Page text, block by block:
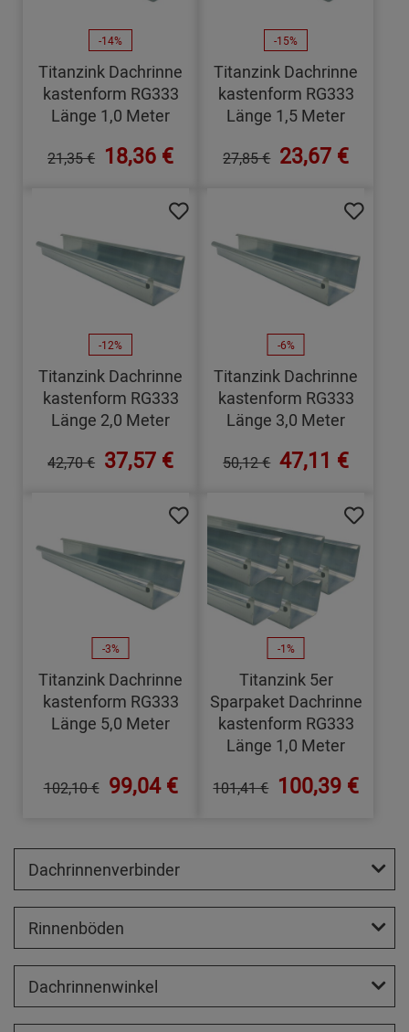
-14%
Titanzink Dachrinne
kastenform RG333
Länge 1,0 Meter
21,35 € 18,36 €
-15%
Titanzink Dachrinne
kastenform RG333
Länge 1,5 Meter
27,85 € 23,67 €
-12%
Titanzink Dachrinne
kastenform RG333
Länge 2,0 Meter
42,70 € 37,57 €
-6%
Titanzink Dachrinne
kastenform RG333
Länge 3,0 Meter
50,12 € 47,11 €
-3%
Titanzink Dachrinne
kastenform RG333
Länge 5,0 Meter
102,10 € 99,04 €
-1%
Titanzink 5er
Sparpaket Dachrinne
kastenform RG333
Länge 1,0 Meter
101,41 € 100,39 €
Dachrinnenverbinder
Rinnenböden
Dachrinnenwinkel